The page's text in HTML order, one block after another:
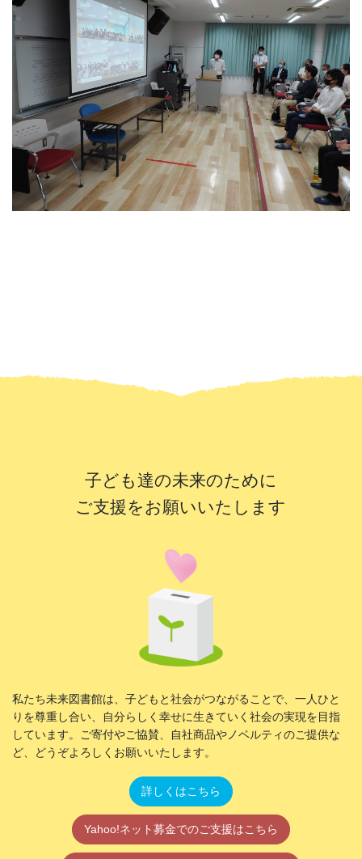
子ども達の未来のために
ご支援をお願いいたします
私たち未来図書館は、子どもと社会がつながることで、一人ひと
りを尊重し合い、自分らしく幸せに生きていく社会の実現を目指
しています。ご寄付やご協賛、自社商品やノベルティのご提供な
ど、どうぞよろしくお願いいたします。
詳しくはこちら
Yahoo!ネット募金でのご支援はこちら